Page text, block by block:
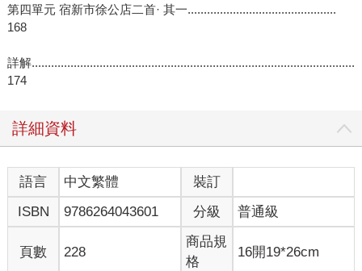
第四單元 宿新市徐公店二首· 其一..............................................
168
詳解....................................................................................................
174
詳細資料
語言 中文繁體
裝訂
ISBN
9786264043601 分級 普通級
頁數 228
商品規
格
16開19*26cm